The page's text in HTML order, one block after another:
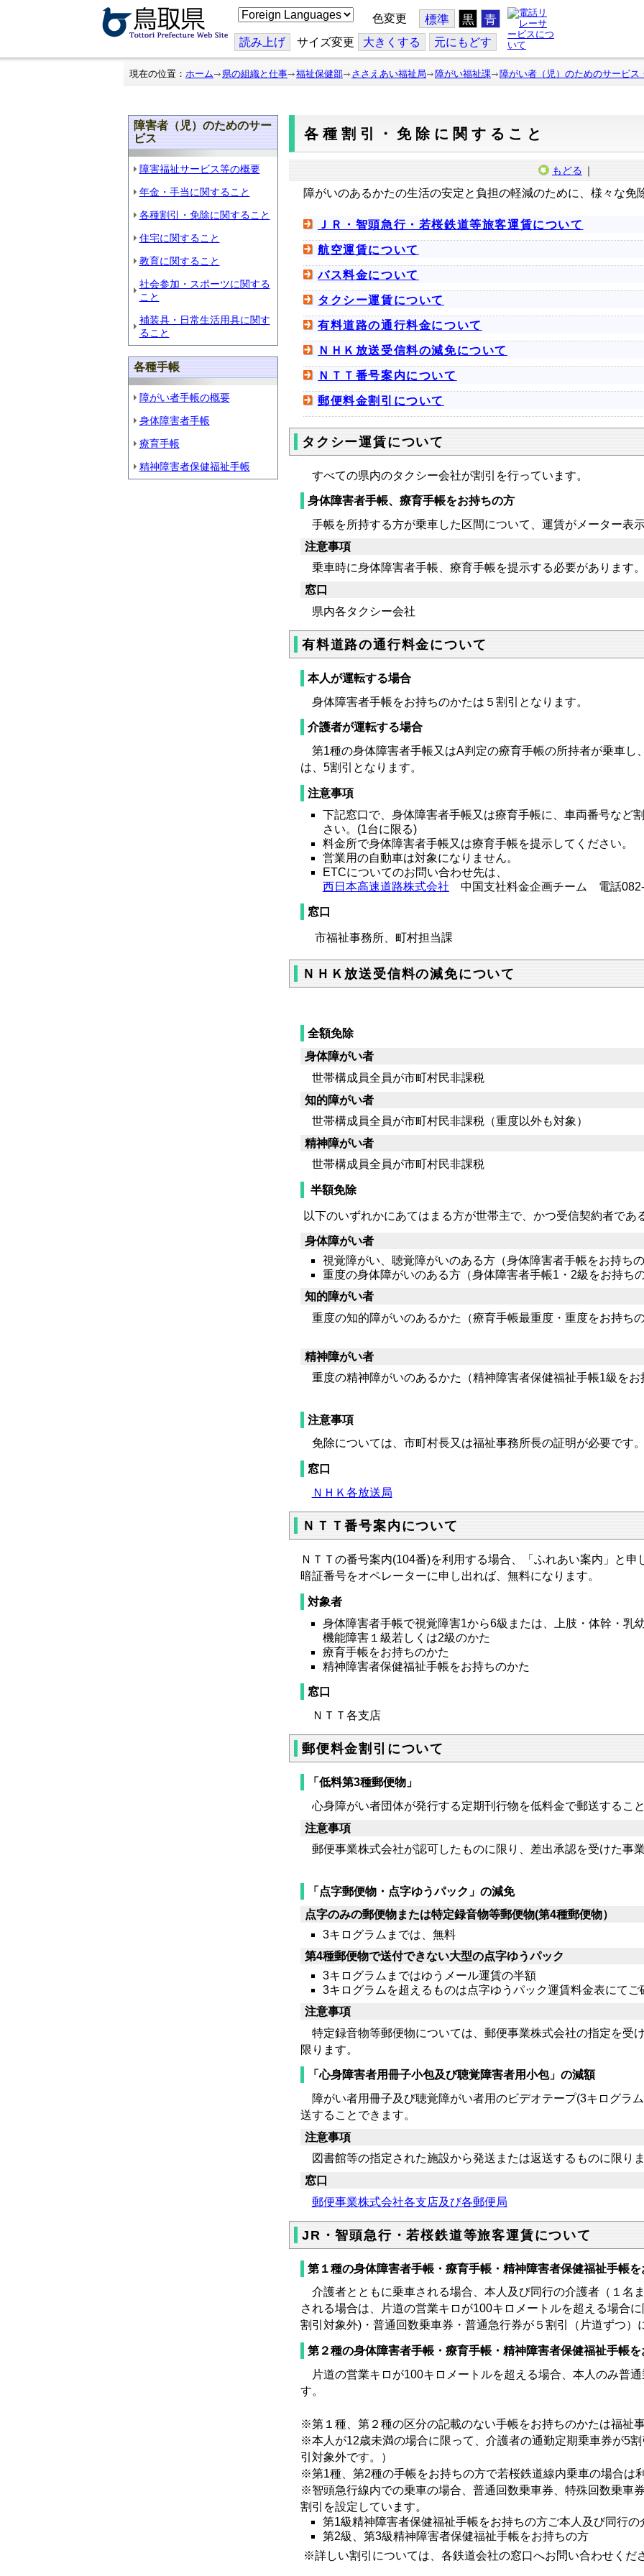
こ
の
ジ
を
翻
色変更 標準 黒 青
読み上げ サイズ変更 大きくする 元にもどす
現在の位置： ホーム 県の組織と仕事 福祉保健部 ささえあい福祉局 障がい福祉課 障がい者（児）のためのサービス
障害者（児）のためのサー
ビス
障害福祉サービス等の概要
年金・手当に関すること
各種割引・免除に関すること
住宅に関すること
教育に関すること
社会参加・スポーツに関する
こと
補装具・日常生活用具に関す
ること
各種手帳
障がい者手帳の概要
身体障害者手帳
療育手帳
精神障害者保健福祉手帳
各種割引・免除に関すること
もどる ｜
障がいのあるかたの生活の安定と負担の軽減のために、様々な免
ＪＲ・智頭急行・若桜鉄道等旅客運賃について
航空運賃について
バス料金について
タクシー運賃について
有料道路の通行料金について
ＮＨＫ放送受信料の減免について
ＮＴＴ番号案内について
郵便料金割引について
タクシー運賃について
すべての県内のタクシー会社が割引を行っています。
身体障害者手帳、療育手帳をお持ちの方
手帳を所持する方が乗車した区間について、運賃がメーター表
注意事項
乗車時に身体障害者手帳、療育手帳を提示する必要があります。
窓口
県内各タクシー会社
有料道路の通行料金について
本人が運転する場合
身体障害者手帳をお持ちのかたは５割引となります。
介護者が運転する場合
第1種の身体障害者手帳又はA判定の療育手帳の所持者が乗車し
は、5割引となります。
注意事項
下記窓口で、身体障害者手帳又は療育手帳に、車両番号など
さい。(1台に限る)
料金所で身体障害者手帳又は療育手帳を提示してください。
営業用の自動車は対象になりません。
ETCについてのお問い合わせ先は、
西日本高速道路株式会社 中国支社料金企画チーム 電話
窓口
市福祉事務所、町村担当課
ＮＨＫ放送受信料の減免について
全額免除
身体障がい者
世帯構成員全員が市町村民非課税
知的障がい者
世帯構成員全員が市町村民非課税（重度以外も対象）
精神障がい者
世帯構成員全員が市町村民非課税
半額免除
以下のいずれかにあてはまる方が世帯主で、かつ受信契約者であ
身体障がい者
視覚障がい、聴覚障がいのある方（身体障害者手帳をお持ちの
重度の身体障がいのある方（身体障害者手帳1・2級をお持ちの
知的障がい者
重度の知的障がいのあるかた（療育手帳最重度・重度をお持ちの
精神障がい者
重度の精神障がいのあるかた（精神障害者保健福祉手帳1級をお
注意事項
免除については、市町村長又は福祉事務所長の証明が必要です。
窓口
ＮＨＫ各放送局
ＮＴＴ番号案内について
ＮＴＴの番号案内(104番)を利用する場合、「ふれあい案内」と申
暗証番号をオペレーターに申し出れば、無料になります。
対象者
身体障害者手帳で視覚障害1から6級または、上肢・体幹・乳
機能障害１級若しくは2級のかた
療育手帳をお持ちのかた
精神障害者保健福祉手帳をお持ちのかた
窓口
ＮＴＴ各支店
郵便料金割引について
「低料第3種郵便物」
心身障がい者団体が発行する定期刊行物を低料金で郵送すること
注意事項
郵便事業株式会社が認可したものに限り、差出承認を受けた事業
「点字郵便物・点字ゆうパック」の減免
点字のみの郵便物または特定録音物等郵便物(第4種郵便物）
3キログラムまでは、無料
第4種郵便物で送付できない大型の点字ゆうパック
3キログラムまではゆうメール運賃の半額
3キログラムを超えるものは点字ゆうパック運賃料金表にてご
注意事項
特定録音物等郵便物については、郵便事業株式会社の指定を受
限ります。
「心身障害者用冊子小包及び聴覚障害者用小包」の減額
障がい者用冊子及び聴覚障がい者用のビデオテープ(3キログラ
送することできます。
注意事項
図書館等の指定された施設から発送または返送するものに限りま
窓口
郵便事業株式会社各支店及び各郵便局
JR・智頭急行・若桜鉄道等旅客運賃について
第１種の身体障害者手帳・療育手帳・精神障害者保健福祉手帳を
介護者とともに乗車される場合、本人及び同行の介護者（１名
される場合は、片道の営業キロが100キロメートルを超える場合
割引対象外)・普通回数乗車券・普通急行券が５割引（片道ずつ）
第２種の身体障害者手帳・療育手帳・精神障害者保健福祉手帳を
片道の営業キロが100キロメートルを超える場合、本人のみ普
す。
※第１種、第２種の区分の記載のない手帳をお持ちのかたは福祉
※本人が12歳未満の場合に限って、介護者の通勤定期乗車券が5
引対象外です。）
※第1種、第2種の手帳をお持ちの方で若桜鉄道線内乗車の場合は
※智頭急行線内での乗車の場合、普通回数乗車券、特殊回数乗車
割引を設定しています。
第1級精神障害者保健福祉手帳をお持ちの方ご本人及び同行の
第2級、第3級精神障害者保健福祉手帳をお持ちの方
※詳しい割引については、各鉄道会社の窓口へお問い合わせくだ